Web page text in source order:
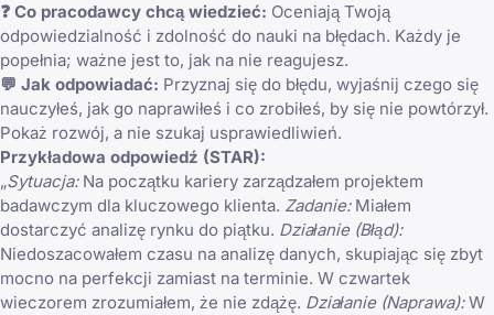
❓ Co pracodawcy chcą wiedzieć: Oceniają Twoją
odpowiedzialność i zdolność do nauki na błędach. Każdy je
popełnia; ważne jest to, jak na nie reagujesz.
💬 Jak odpowiadać: Przyznaj się do błędu, wyjaśnij czego się
nauczyłeś, jak go naprawiłeś i co zrobiłeś, by się nie powtórzył.
Pokaż rozwój, a nie szukaj usprawiedliwień.
Przykładowa odpowiedź (STAR):
„Sytuacja:Na początku kariery zarządzałem projektem
badawczym dla kluczowego klienta. Zadanie:Miałem
dostarczyć analizę rynku do piątku. Działanie (Błąd):
Niedoszacowałem czasu na analizę danych, skupiając się zbyt
mocno na perfekcji zamiast na terminie. W czwartek
wieczorem zrozumiałem, że nie zdążę. Działanie (Naprawa):W